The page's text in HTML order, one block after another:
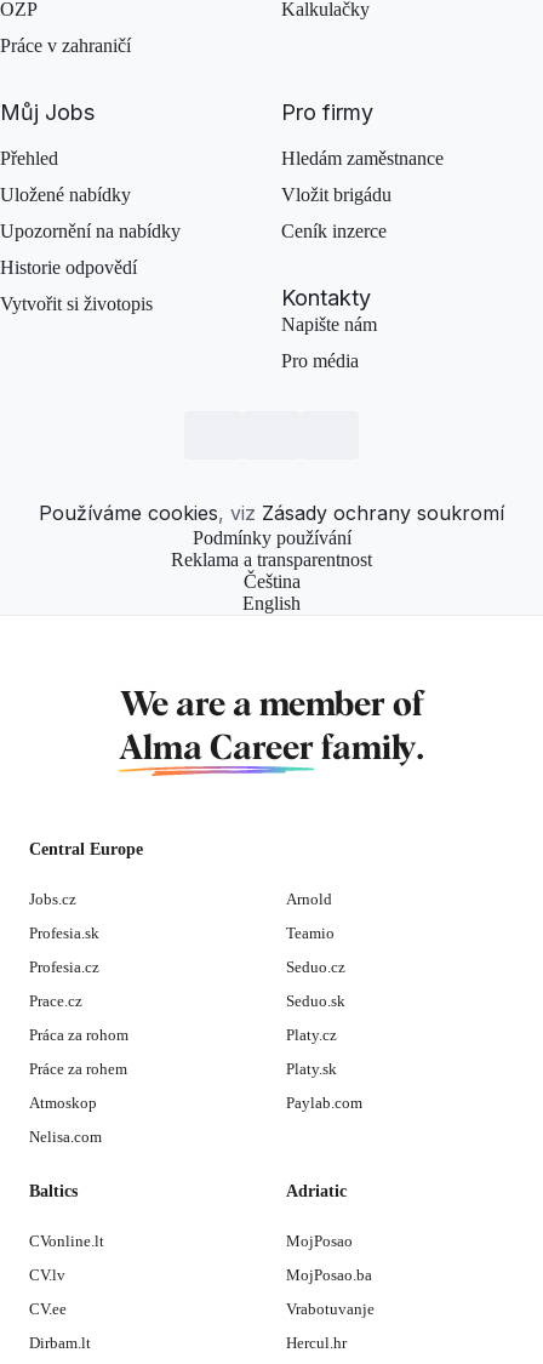
OZP
Práce v zahraničí
Kalkulačky
Můj Jobs
Přehled
Uložené nabídky
Upozornění na nabídky
Historie odpovědí
Vytvořit si životopis
Pro firmy
Hledám zaměstnance
Vložit brigádu
Ceník inzerce
Kontakty
Napište nám
Pro média
Používáme cookies, viz Zásady ochrany soukromí
Podmínky používání
Reklama a transparentnost
Čeština
English
We are a member of
Alma Career family.
Central Europe
Jobs.cz
Profesia.sk
Profesia.cz
Prace.cz
Práca za rohom
Práce za rohem
Atmoskop
Nelisa.com
Arnold
Teamio
Seduo.cz
Seduo.sk
Platy.cz
Platy.sk
Paylab.com
Baltics
CVonline.lt
CV.lv
CV.ee
Dirbam.lt
Adriatic
MojPosao
MojPosao.ba
Vrabotuvanje
Hercul.hr